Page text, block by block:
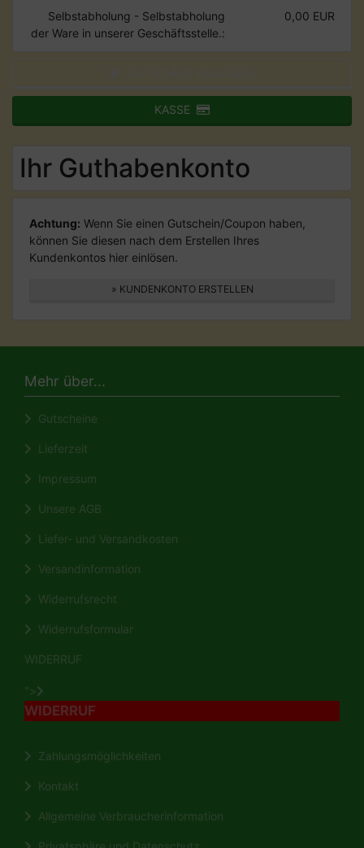
Selbstabholung - Selbstabholung
der Ware in unserer Geschäftsstelle.:
0,00 EUR
KASSE
Ihr Guthabenkonto
Achtung: Wenn Sie einen Gutschein/Coupon haben,
können Sie diesen nach dem Erstellen Ihres
Kundenkontos hier einlösen.
» KUNDENKONTO ERSTELLEN
Mehr über...
Gutscheine
Lieferzeit
Impressum
Unsere AGB
Liefer- und Versandkosten
Versandinformation
Widerrufsrecht
Widerrufsformular
WIDERRUF
">
WIDERRUF
Zahlungsmöglichkeiten
Kontakt
Allgemeine Verbraucherinformation